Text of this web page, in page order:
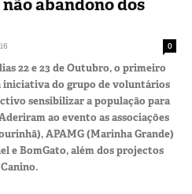
abandono dos
0
22 e 23 de Outubro, o primeiro
iniciativa do grupo de voluntários
sensibilizar a população para
ao evento as associações
APAMG (Marinha Grande)
e BomGato, além dos projectos